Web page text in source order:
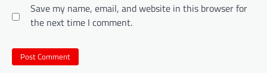
Save my name, email, and website in this browser for
the next time I comment.